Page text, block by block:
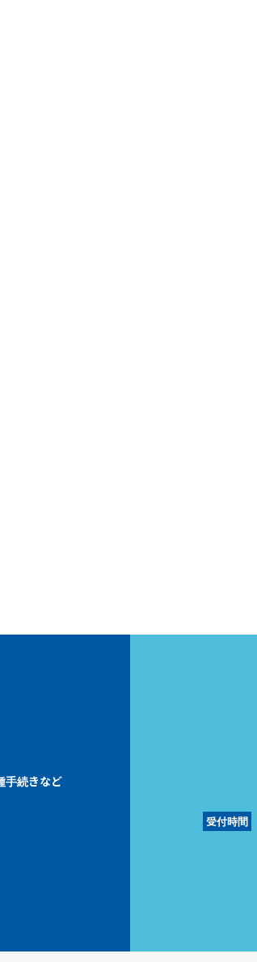
手続きなど
受付時間